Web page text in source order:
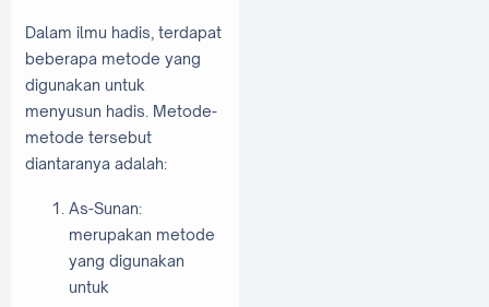
Dalam ilmu hadis, terdapat
beberapa metode yang
digunakan untuk
menyusun hadis. Metode-
metode tersebut
diantaranya adalah:
As-Sunan:
merupakan metode
yang digunakan
untuk